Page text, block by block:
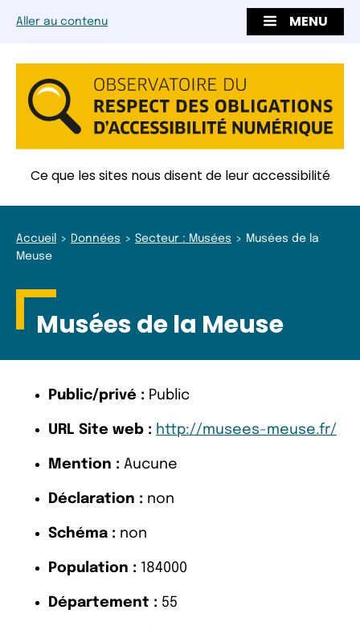
Aller au contenu MENU
Ce que les sites nous disent de leur accessibilité
Accueil Données Secteur : Musées
Musées de la
Meuse
Musées de la Meuse
Public/privé : Public
URL Site web : http://musees-meuse.fr/
Mention : Aucune
Déclaration : non
Schéma : non
Population : 184000
Département : 55